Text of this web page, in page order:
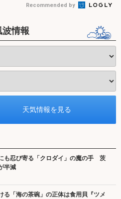
Recommended by
波情報
も忍び寄る「クロダイ」の魔の手 茨
半減
る「海の茶碗」の正体は食用貝『ツメ